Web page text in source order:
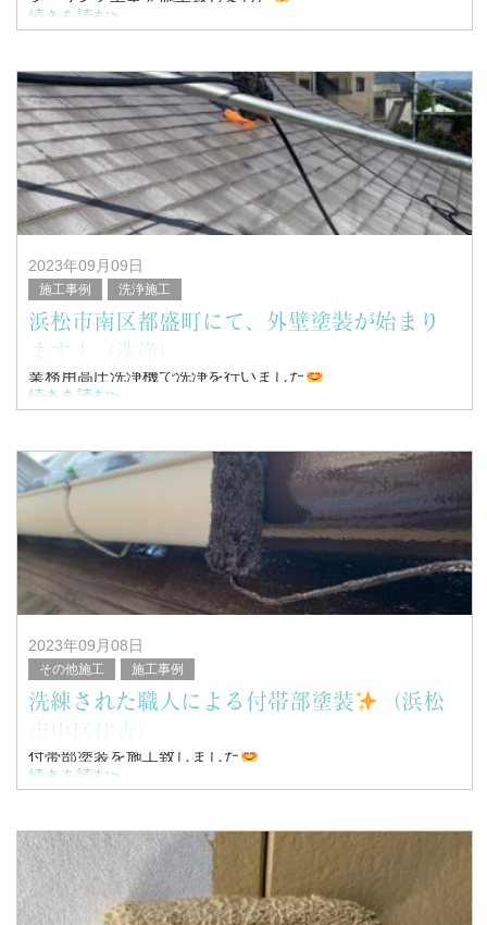
こんにちは！
浜松市南区を中心に塗装工事全般を行っている、
塗替家の堤と申します。
続きを読む>
2023年09月09日
施工事例 洗浄施工
浜松市南区都盛町にて、外壁塗装が始まり
ます！（洗浄）
業務用高圧洗浄機で洗浄を行いました
こんにちは！
浜松市南区を中心に塗装工事全般を行っている、
塗替家の堤と申します。
続きを読む>
2023年09月08日
その他施工 施工事例
洗練された職人による付帯部塗装
（浜松
市中区住吉）
付帯部塗装を施工致しました
こんにちは！
浜松市南区を中心に塗装工事全般を行っている、
続きを読む>